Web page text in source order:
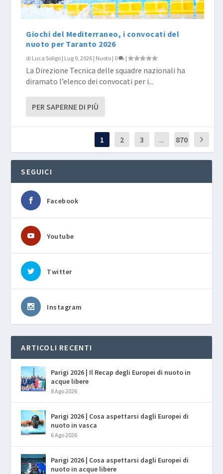
Giochi del Mediterraneo, i convocati del
nuoto per Taranto 2026
di Luca Soligo | Lug 9, 2026 | Nuoto | 0 |
La Direzione Tecnica delle squadre nazionali ha
diramato l’elenco dei convocati per i...
PER SAPERNE DI PIÙ
1 2 3 ... 870
SEGUICI
Facebook
Youtube
Twitter
Instagram
ARTICOLI RECENTI
Parigi 2026 | Il Recap degli Europei di nuoto in
acque libere
8 Ago 2026
Parigi 2026 | Cosa aspettarsi dagli Europei di
nuoto in vasca
6 Ago 2026
Parigi 2026 | Cosa aspettarsi dagli Europei di
nuoto in acque libere